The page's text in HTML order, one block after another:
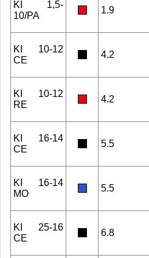
KI 1,5-
10/PA
1.9
KI 10-12
CE
4.2
KI 10-12
RE
4.2
KI 16-14
CE
5.5
KI 16-14
MO
5.5
KI 25-16
CE
6.8